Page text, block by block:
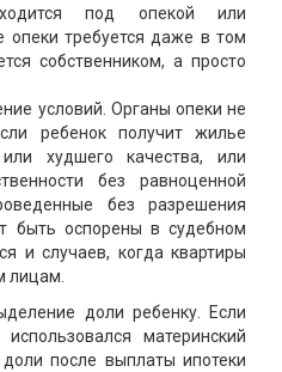
под опекой или
опеки требуется даже в том
собственником, а просто
условий. Органы опеки не
ребенок получит жилье
худшего качества, или
без равноценной
без разрешения
быть оспорены в судебном
и случаев, когда квартиры
лицам.
доли ребенку. Если
материнский
после выплаты ипотеки